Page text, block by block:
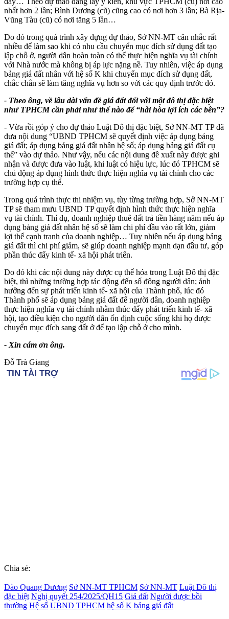
nhất hơn 2 lần; Bình Dương (cũ) cũng cao có nơi hơn 3 lần; Bà Rịa-
Vũng Tàu (cũ) có nơi tăng 5 lần…
Do đó trong quá trình xây dựng dự thảo, Sở NN-MT cân nhắc rất
nhiều để làm sao khi có nhu cầu chuyển mục đích sử dụng đất tạo
lập chỗ ở, người dân hoàn toàn có thể thực hiện nghĩa vụ tài chính
với Nhà nước mà không bị áp lực nặng nề. Tuy nhiên, việc áp dụng
bảng giá đất nhân với hệ số K khi chuyển mục đích sử dụng đất,
chắc chắn sẽ làm tăng nghĩa vụ hơn so với các quy định trước đó.
- Theo ông, về lâu dài vấn đề giá đất đối với một đô thị đặc biệt
như TPHCM cần phải như thế nào để “hài hòa lợi ích các bên”?
- Vừa rồi góp ý cho dự thảo Luật Đô thị đặc biệt, Sở NN-MT TP đã
đưa nội dung “UBND TPHCM sẽ quyết định việc áp dụng bảng
giá đất; áp dụng bảng giá đất nhân hệ số; áp dụng bảng giá đất cụ
thể” vào dự thảo. Như vậy, nếu các nội dung đề xuất này được ghi
nhận và được đưa vào luật, khi luật có hiệu lực, lúc đó TPHCM sẽ
chủ động áp dụng hình thức thực hiện nghĩa vụ tài chính cho các
trường hợp cụ thể.
Trong quá trình thực thi nhiệm vụ, tùy từng trường hợp, Sở NN-MT
TP sẽ tham mưu UBND TP quyết định hình thức thực hiện nghĩa
vụ tài chính. Thí dụ, doanh nghiệp thuê đất trả tiền hàng năm nếu áp
dụng bảng giá đất nhân hệ số sẽ làm chi phí đầu vào rất lớn, giảm
lợi thế cạnh tranh của doanh nghiệp… Tuy nhiên nếu áp dụng bảng
giá đất thì chi phí giảm, sẽ giúp doanh nghiệp mạnh dạn đầu tư, góp
phần thúc đẩy kinh tế- xã hội phát triển.
Do đó khi các nội dung này được cụ thể hóa trong Luật Đô thị đặc
biệt, thì những trường hợp tác động đến số đông người dân; ảnh
hưởng đến sự phát triển kinh tế- xã hội của Thành phố, lúc đó
Thành phố sẽ áp dụng bảng giá đất để người dân, doanh nghiệp
thực hiện nghĩa vụ tài chính nhằm thúc đẩy phát triển kinh tế- xã
hội, tạo điều kiện cho người dân ổn định cuộc sống khi họ được
chuyển mục đích sang đất ở để tạo lập chỗ ở cho mình.
- Xin cám ơn ông.
Đỗ Trà Giang
Chia sẻ:
Đào Quang Dương Sở NN-MT TPHCM Sở NN-MT Luật Đô thị
đặc biệt Nghị quyết 254/2025/QH15 Giá đất Người được bồi
thường Hệ số UBND TPHCM hệ số K bảng giá đất